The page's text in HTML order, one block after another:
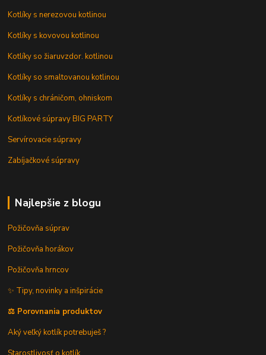
Kotlíky s nerezovou kotlinou
Kotlíky s kovovou kotlinou
Kotlíky so žiaruvzdor. kotlinou
Kotlíky so smaltovanou kotlinou
Kotlíky s chráničom, ohniskom
Kotlíkové súpravy BIG PARTY
Servírovacie súpravy
Zabíjačkové súpravy
Najlepšie z blogu
Požičovňa súprav
Požičovňa horákov
Požičovňa hrncov
✨ Tipy, novinky a inšpirácie
⚖️ Porovnania produktov
Aký veľký kotlík potrebuješ ?